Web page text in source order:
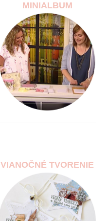
MINIALBUM
VIANOČNÉ TVORENIE